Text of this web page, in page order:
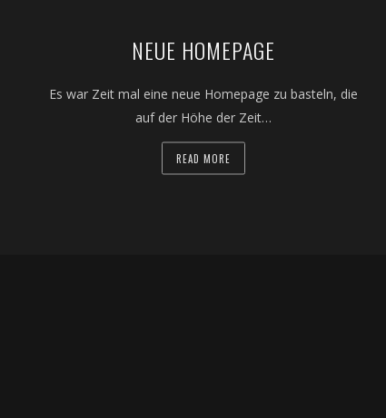
NEUE HOMEPAGE
Es war Zeit mal eine neue Homepage zu basteln, die
auf der Höhe der Zeit…
READ MORE